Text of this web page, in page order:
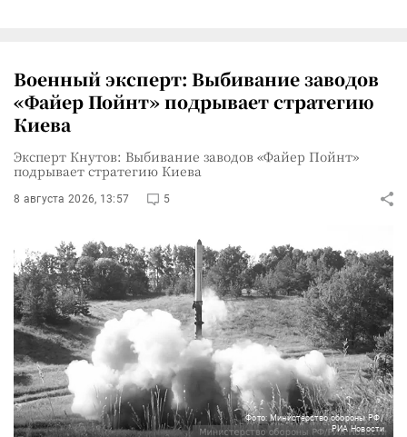
Военный эксперт: Выбивание заводов
«Файер Пойнт» подрывает стратегию
Киева
Эксперт Кнутов: Выбивание заводов «Файер Пойнт»
подрывает стратегию Киева
8 августа 2026, 13:57 5
Фото: Министерство обороны РФ/
РИА Новости